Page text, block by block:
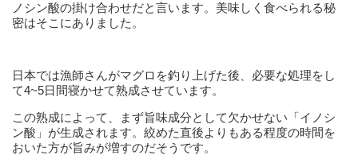
ノシン酸の掛け合わせだと言います。美味しく食べられる秘
密はそこにありました。
日本では漁師さんがマグロを釣り上げた後、必要な処理をし
て4~5日間寝かせて熟成させています。
この熟成によって、まず旨味成分として欠かせない「イノシ
ン酸」が生成されます。絞めた直後よりもある程度の時間を
おいた方が旨みが増すのだそうです。